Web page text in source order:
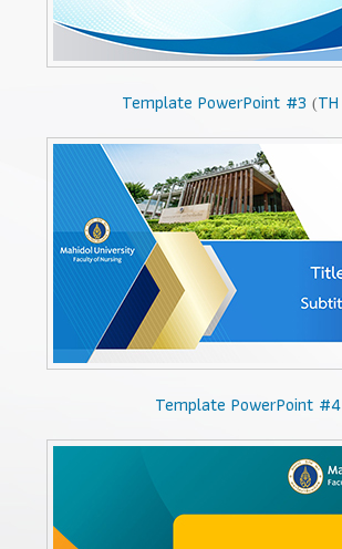
Template PowerPoint #3 (TH
Template PowerPoint #4